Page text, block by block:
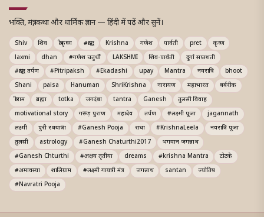
भक्ति, मंत्र, कथा और धार्मिक ज्ञान — हिंदी में पढ़ें और सुनें।
Shiv शिव श्रीकृष्ण #श्राद्ध Krishna गणेश पार्वती pret
कृष्ण
laxmi
dhan #गणेश चतुर्थी LAKSHMI शिव-पार्वती
दुर्गा सप्तशती
#श्राद्ध तर्पण
#Pitripaksh #Ekadashi upay Mantra नवरात्रि
bhoot
Shani
paisa Hanuman ShriKrishna नारायण महाभारत
बर्बरीक
श्रीराम
ब्रह्मा totka जगदंबा tantra Ganesh
तुलसी विवाह
motivational story
गरूड़ पुराण महादेव तर्पण #लक्ष्मी पूजा
jagannath
लक्ष्मी
पुरी रथयात्रा #Ganesh Pooja राधा #KrishnaLeela
नवरात्रि पूजा
तुलसी
astrology #Ganesh Chaturthi2017
भगवान जगन्नाथ
#Ganesh Chturthi
#अक्षय तृतीया dreams #krishna Mantra
टोटके
#अमावस्या
शालिग्राम #लक्ष्मी गायत्री मंत्र जगन्नाथ santan
ज्योतिष
#Navratri Pooja